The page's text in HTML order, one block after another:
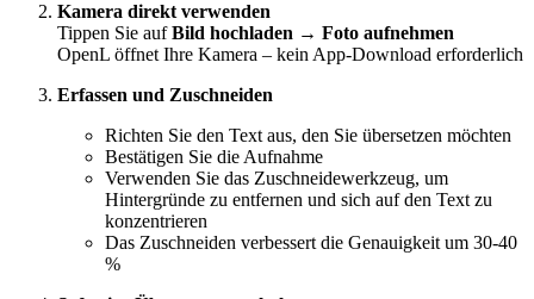
Kamera direkt verwenden
Tippen Sie aufBild hochladen → Foto aufnehmen
OpenL öffnet Ihre Kamera – kein App-Download erforderlich
Erfassen und Zuschneiden
Richten Sie den Text aus, den Sie übersetzen möchten
Bestätigen Sie die Aufnahme
Verwenden Sie das Zuschneidewerkzeug, um
Hintergründe zu entfernen und sich auf den Text zu
konzentrieren
Das Zuschneiden verbessert die Genauigkeit um 30-40
%